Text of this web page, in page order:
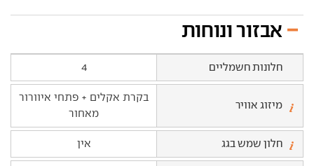
אבזור ונוחות
חלונות חשמליים 4
מיזוג אוויר
בקרת אקלים + פתחי איוורור
מאחור
חלון שמש בגג אין